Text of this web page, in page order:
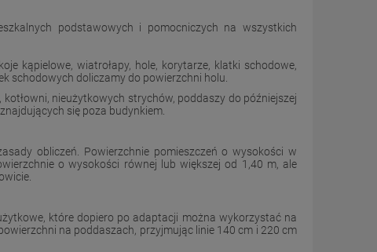
podstawowych i pomocniczych na wszystkich
kąpielowe, wiatrołapy, hole, korytarze, klatki schodowe,
schodowych doliczamy do powierzchni holu.
nieużytkowych strychów, poddaszy do późniejszej
się poza budynkiem.
obliczeń. Powierzchnie pomieszczeń o wysokości w
o wysokości równej lub większej od 1,40 m, ale
które dopiero po adaptacji można wykorzystać na
na poddaszach, przyjmując linie 140 cm i 220 cm